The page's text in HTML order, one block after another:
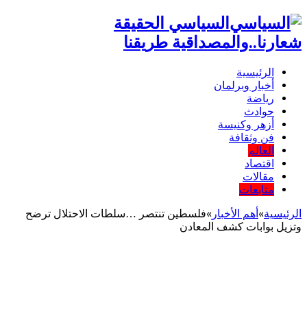
السياسي الحقيقة
شعارنا..والمصداقية طريقنا
الرئيسية
أخبار وبرلمان
رياضة
حوادث
أزهر وكنيسة
فن وثقافة
العالم
اقتصاد
مقالات
متابعات
الرئيسية»أهم اﻷخبار »فلسطين تنتصر …سلطات الاحتلال ترضح
وتزيل بوابات كشف المعادن